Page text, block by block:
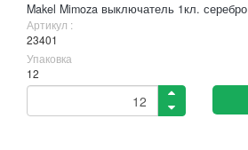
Makel Mimoza выключатель 1кл. серебро
Артикул :
23401
Упаковка
12